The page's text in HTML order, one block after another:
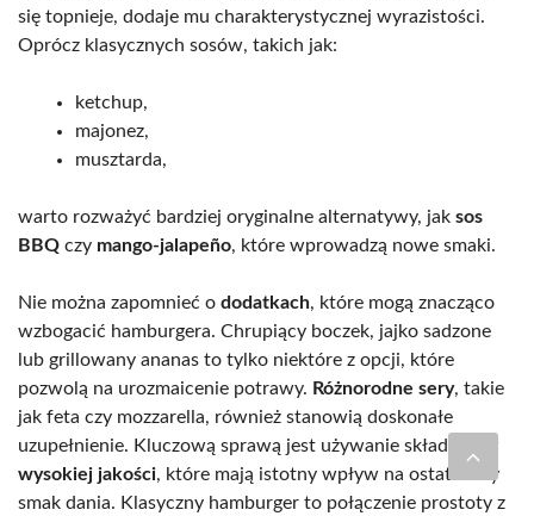
się topnieje, dodaje mu charakterystycznej wyrazistości.
Oprócz klasycznych sosów, takich jak:
ketchup,
majonez,
musztarda,
warto rozważyć bardziej oryginalne alternatywy, jak sos
BBQ czy mango-jalapeño, które wprowadzą nowe smaki.
Nie można zapomnieć o dodatkach, które mogą znacząco
wzbogacić hamburgera. Chrupiący boczek, jajko sadzone
lub grillowany ananas to tylko niektóre z opcji, które
pozwolą na urozmaicenie potrawy. Różnorodne sery, takie
jak feta czy mozzarella, również stanowią doskonałe
uzupełnienie. Kluczową sprawą jest używanie składników
wysokiej jakości, które mają istotny wpływ na ostateczny
smak dania. Klasyczny hamburger to połączenie prostoty z